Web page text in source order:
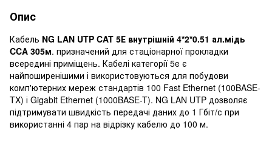
Опис
Кабель NG LAN UTP CAT 5Е внутрішній 4*2*0.51 ал.мідь
CCA 305м. призначений для стаціонарної прокладки
всередині приміщень. Кабелі категорії 5e є
найпоширенішими і використовуються для побудови
комп'ютерних мереж стандартів 100 Fast Ethernet (100BASE-
TX) і Gigabit Ethernet (1000BASE-T). NG LAN UTP дозволяє
підтримувати швидкість передачі даних до 1 Гбіт/с при
використанні 4 пар на відрізку кабелю до 100 м.